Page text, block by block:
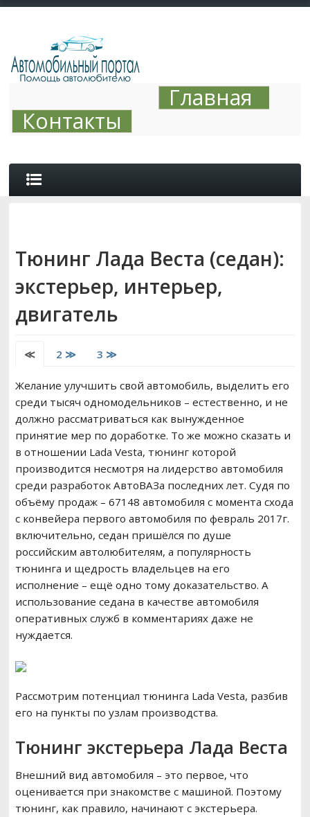
Главная
Контакты
Тюнинг Лада Веста (седан):
экстерьер, интерьер,
двигатель
≪ 2 ≫ 3 ≫
Желание улучшить свой автомобиль, выделить его
среди тысяч одномодельников – естественно, и не
должно рассматриваться как вынужденное
принятие мер по доработке. То же можно сказать и
в отношении Lada Vesta, тюнинг которой
производится несмотря на лидерство автомобиля
среди разработок АвтоВАЗа последних лет. Судя по
объёму продаж – 67148 автомобиля с момента схода
с конвейера первого автомобиля по февраль 2017г.
включительно, седан пришёлся по душе
российским автолюбителям, а популярность
тюнинга и щедрость владельцев на его
исполнение – ещё одно тому доказательство. А
использование седана в качестве автомобиля
оперативных служб в комментариях даже не
нуждается.
Рассмотрим потенциал тюнинга Lada Vesta, разбив
его на пункты по узлам производства.
Тюнинг экстерьера Лада Веста
Внешний вид автомобиля – это первое, что
оценивается при знакомстве с машиной. Поэтому
тюнинг, как правило, начинают с экстерьера.